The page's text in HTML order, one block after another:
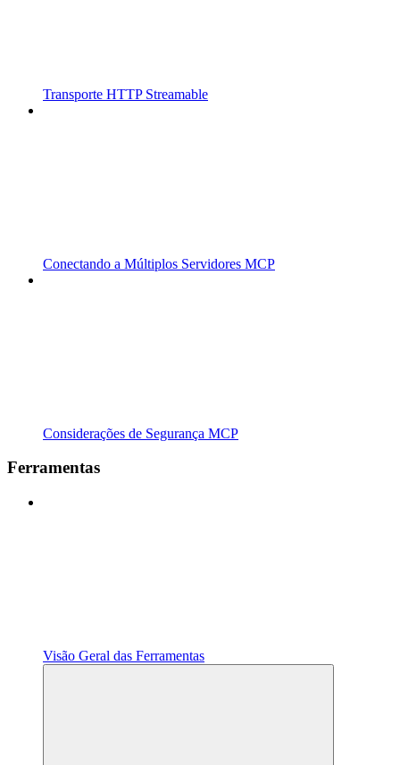
Transporte HTTP Streamable
Conectando a Múltiplos Servidores MCP
Considerações de Segurança MCP
Ferramentas
Visão Geral das Ferramentas